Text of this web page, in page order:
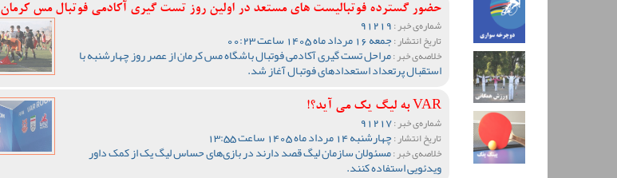
حضور گسترده فوتبالیست های مستعد در اولین روز تست گیری آکادمی فوتبال مس کرمان
شماره‌ی خبر :
تاریخ انتشار :جمعه 16 مرداد ماه 1405 ساعت 00:23
خلاصه‌ی خبر :مراحل تست گیری آکادمی فوتبال باشگاه مس کرمان از عصر روز چهارشنبه با
استقبال پرتعداد استعدادهای فوتبال آغاز شد.
VAR به لیگ یک می آید؟!
شماره‌ی خبر :91217
تاریخ انتشار :چهارشنبه 14 مرداد ماه 1405 ساعت 13:55
خلاصه‌ی خبر :مسئولان سازمان لیگ قصد دارند در بازی‌های حساس لیگ یک از کمک داور
ویدئویی استفاده کنند.